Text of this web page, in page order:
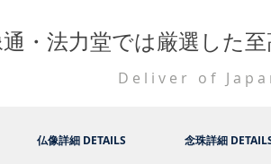
仏像詳細 DETAILS 念珠詳細
・法力堂では厳選した
Deliver of